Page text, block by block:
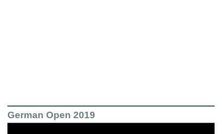
German Open 2019